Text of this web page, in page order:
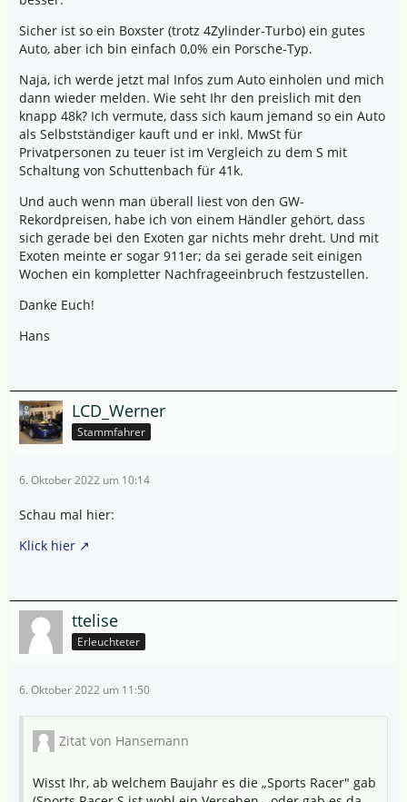
Sicher ist so ein Boxster (trotz 4Zylinder-Turbo) ein gutes
Auto, aber ich bin einfach 0,0% ein Porsche-Typ.
Naja, ich werde jetzt mal Infos zum Auto einholen und mich
dann wieder melden. Wie seht Ihr den preislich mit den
knapp 48k? Ich vermute, dass sich kaum jemand so ein Auto
als Selbstständiger kauft und er inkl. MwSt für
Privatpersonen zu teuer ist im Vergleich zu dem S mit
Schaltung von Schuttenbach für 41k.
Und auch wenn man überall liest von den GW-
Rekordpreisen, habe ich von einem Händler gehört, dass
sich gerade bei den Exoten gar nichts mehr dreht. Und mit
Exoten meinte er sogar 911er; da sei gerade seit einigen
Wochen ein kompletter Nachfrageeinbruch festzustellen.
Danke Euch!
Hans
LCD_Werner
Stammfahrer
6. Oktober 2022 um 10:14
Schau mal hier:
Klick hier
ttelise
Erleuchteter
6. Oktober 2022 um 11:50
Zitat von Hansemann
Wisst Ihr, ab welchem Baujahr es die „Sports Racer" gab